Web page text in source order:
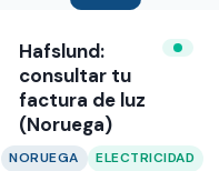
Hafslund:
consultar tu
factura de luz
(Noruega)
NORUEGA ELECTRICIDAD